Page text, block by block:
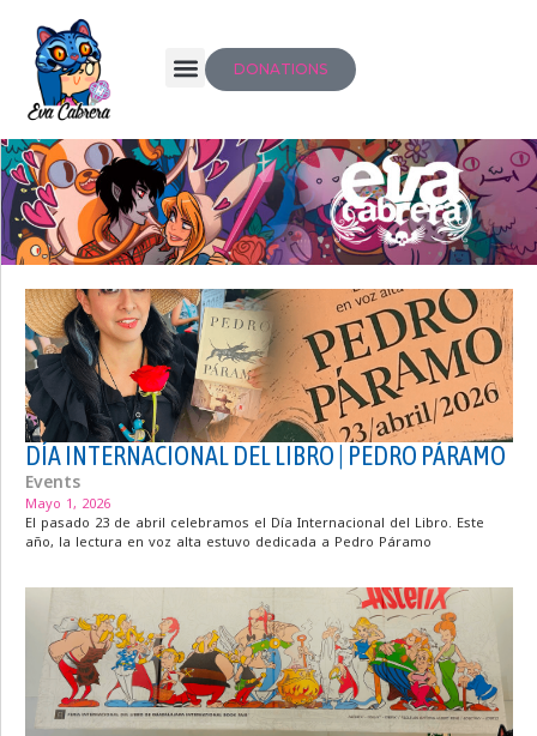
DONATIONS
DÍA INTERNACIONAL DEL LIBRO | PEDRO PÁRAMO
Events
Mayo 1, 2026
El pasado 23 de abril celebramos el Día Internacional del Libro. Este
año, la lectura en voz alta estuvo dedicada a Pedro Páramo